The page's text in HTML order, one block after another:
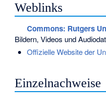
Weblinks
Commons: Rutgers
Bildern, Videos und
Offizielle Website der
Einzelnachweise